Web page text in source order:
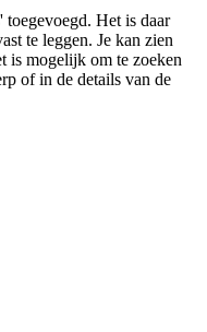
Het is daar
te leggen. Je kan zien
is mogelijk om te zoeken
of in de details van de